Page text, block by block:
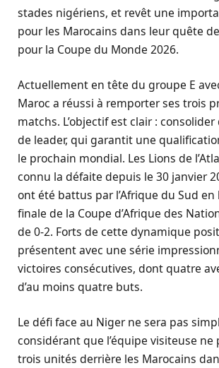
stades nigériens, et revêt une
pour les Marocains dans leur quête
pour la Coupe du Monde 2026.
Actuellement en tête du groupe E
Maroc a réussi à remporter ses trois
matchs. L’objectif est clair :
de leader, qui garantit une
le prochain mondial. Les Lions de
connu la défaite depuis le 30 janvier
ont été battus par l’Afrique du Sud
finale de la Coupe d’Afrique des
de 0-2. Forts de cette dynamique
présentent avec une série
victoires consécutives, dont quatre
d’au moins quatre buts.
Le défi face au Niger ne sera pas
considérant que l’équipe visiteuse ne
trois unités derrière les Marocains